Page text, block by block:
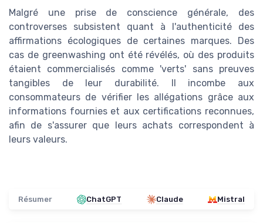
Malgré une prise de conscience générale, des
controverses subsistent quant à l'authenticité des
affirmations écologiques de certaines marques. Des
cas de greenwashing ont été révélés, où des produits
étaient commercialisés comme 'verts' sans preuves
tangibles de leur durabilité. Il incombe aux
consommateurs de vérifier les allégations grâce aux
informations fournies et aux certifications reconnues,
afin de s'assurer que leurs achats correspondent à
leurs valeurs.
Résumer ChatGPT Claude Mistral